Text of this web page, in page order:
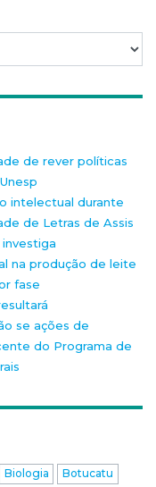
de rever políticas
intelectual durante
de Letras de Assis
na produção de leite
fase
se ações de
do Programa de
Biologia
Botucatu